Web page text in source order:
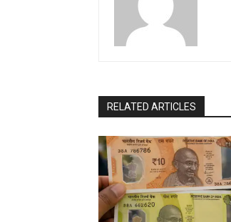
RELATED ARTICLES